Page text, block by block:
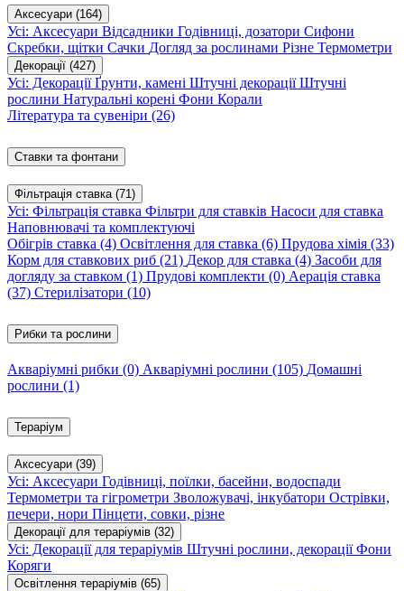
Аксесуари (164)
Усі: Аксесуари Відсадники Годівниці, дозатори Сифони
Скребки, щітки Сачки Догляд за рослинами Різне Термометри
Декорації (427)
Усі: ДекораціїҐрунти, камені Штучні декораціїШтучні
рослини Натуральні корені Фони Корали
Література та сувеніри (26)
Ставки та фонтани
Фільтрація ставка (71)
Усі: Фільтрація ставка Фільтри для ставків Насоси для ставка
Наповнювачі та комплектуючі
Обігрів ставка (4) Освітлення для ставка (6) Прудова хімія (33)
Корм для ставкових риб (21) Декор для ставка (4) Засоби для
догляду за ставком (1) Прудові комплекти (0) Аерація ставка
(37) Стерилізатори (10)
Рибки та рослини
Акваріумні рибки (0) Акваріумні рослини (105) Домашні
рослини (1)
Тераріум
Аксесуари (39)
Усі: Аксесуари Годівниці, поїлки, басейни, водоспади
Термометри та гігрометри Зволожувачі, інкубатори Острівки,
печери, нори Пінцети, совки, різне
Декорації для тераріумів (32)
Усі: Декорації для тераріумів Штучні рослини, декораціїФони
Коряги
Освітлення тераріумів (65)